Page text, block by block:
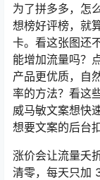
为了拼多多，怎
想榜好评榜，就
卡。看这张图还
能增加流量吗？
产品更优质，自
率的方法？看这
威马敏文案想快
想要文案的后台
涨价会让流量夭
清零，每天只加